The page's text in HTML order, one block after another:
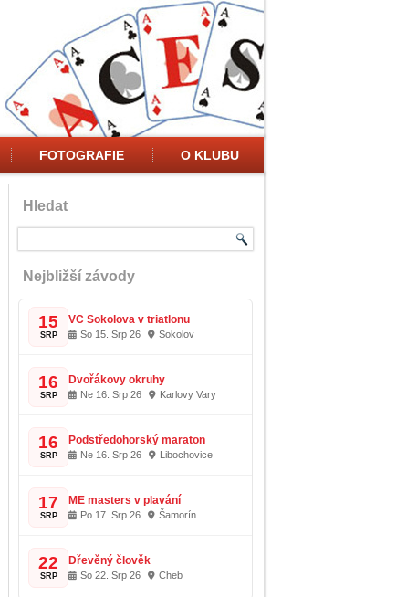
FOTOGRAFIE O KLUBU
Hledat
Nejbližší závody
15
SRP
VC Sokolova v triatlonu
So 15. Srp 26 Sokolov
16
SRP
Dvořákovy okruhy
Ne 16. Srp 26 Karlovy Vary
16
SRP
Podstředohorský maraton
Ne 16. Srp 26 Libochovice
17
SRP
ME masters v plavání
Po 17. Srp 26 Šamorín
22
SRP
Dřevěný člověk
So 22. Srp 26 Cheb